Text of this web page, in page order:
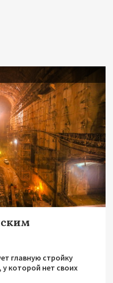
главную стройку
которой нет своих